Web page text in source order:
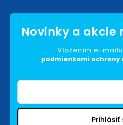
Vložením e-
podmienkami ochrany
Prihlásiť